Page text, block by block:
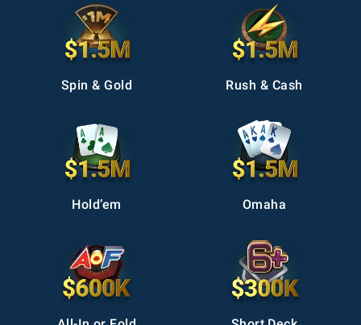
Spin & Gold Rush & Cash
Hold’em Omaha